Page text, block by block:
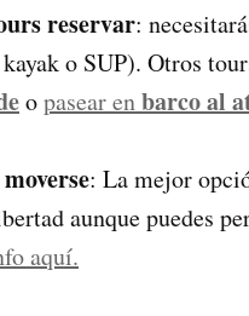
reservar:
o SUP). Otros
opasear enbarco al
: La mejor
aunque puedes
aquí.